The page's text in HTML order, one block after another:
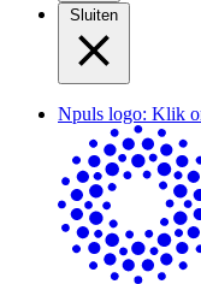
Sluiten
Npuls logo: Klik